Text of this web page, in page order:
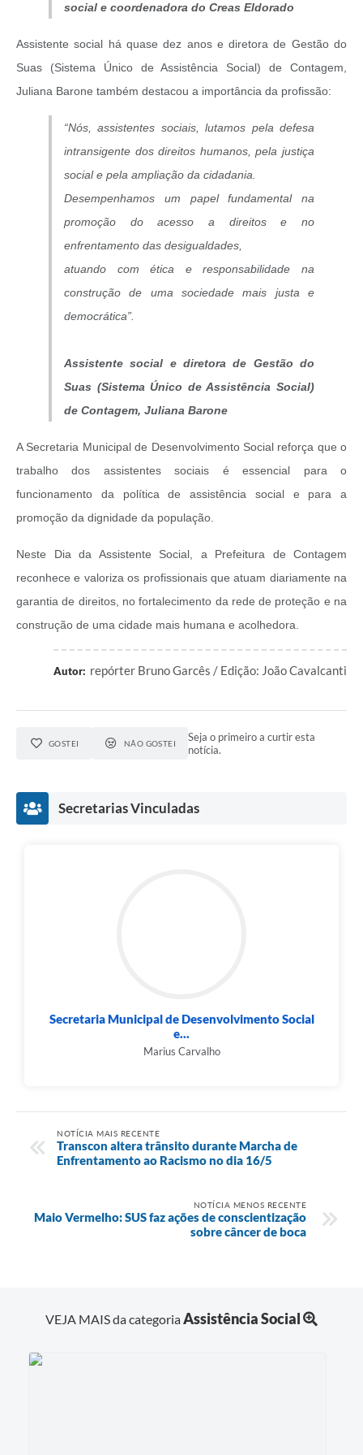
social e coordenadora do Creas Eldorado
Assistente social há quase dez anos e diretora de Gestão do
Suas (Sistema Único de Assistência Social) de Contagem,
Juliana Barone também destacou a importância da profissão:
“Nós, assistentes sociais, lutamos pela defesa
intransigente dos direitos humanos, pela justiça
social e pela ampliação da cidadania.
Desempenhamos um papel fundamental na
promoção do acesso a direitos e no
enfrentamento das desigualdades,
atuando com ética e responsabilidade na
construção de uma sociedade mais justa e
democrática”.
Assistente social e diretora de Gestão do
Suas (Sistema Único de Assistência Social)
de Contagem, Juliana Barone
A Secretaria Municipal de Desenvolvimento Social reforça que o
trabalho dos assistentes sociais é essencial para o
funcionamento da política de assistência social e para a
promoção da dignidade da população.
Neste Dia da Assistente Social, a Prefeitura de Contagem
reconhece e valoriza os profissionais que atuam diariamente na
garantia de direitos, no fortalecimento da rede de proteção e na
construção de uma cidade mais humana e acolhedora.
Autor: repórter Bruno Garcês / Edição: João Cavalcanti
GOSTEI NÃO GOSTEI
Seja o primeiro a curtir esta
notícia.
Secretarias Vinculadas
Secretaria Municipal de Desenvolvimento Social
e...
Marius Carvalho
NOTÍCIA MAIS RECENTE
Transcon altera trânsito durante Marcha de
Enfrentamento ao Racismo no dia 16/5
NOTÍCIA MENOS RECENTE
Maio Vermelho: SUS faz ações de conscientização
sobre câncer de boca
VEJA MAIS da categoriaAssistência Social